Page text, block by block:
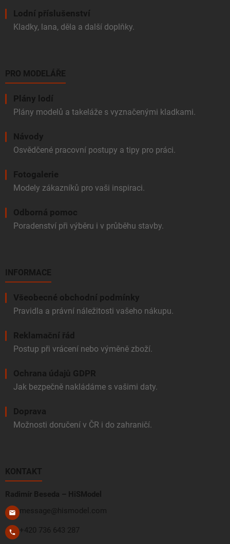
Lodní příslušenství
Kladky, lana, děla a další doplňky.
PRO MODELÁŘE
Plány lodí
Plány modelů a takeláže s vyznačenými kladkami.
Návody
Osvědčené pracovní postupy a tipy pro práci.
Fotogalerie
Modely zákazníků pro vaši inspiraci.
Odborná pomoc
Poradenství při výběru i v průběhu stavby.
INFORMACE
Všeobecné obchodní podmínky
Pravidla a právní náležitosti vašeho nákupu.
Reklamační řád
Postup při vrácení nebo výměně zboží.
Ochrana údajů GDPR
Jak bezpečně nakládáme s vašimi daty.
Doprava
Možnosti doručení v ČR i do zahraničí.
KONTAKT
Radimír Beseda – HiSModel
message@hismodel.com
+420 736 643 287